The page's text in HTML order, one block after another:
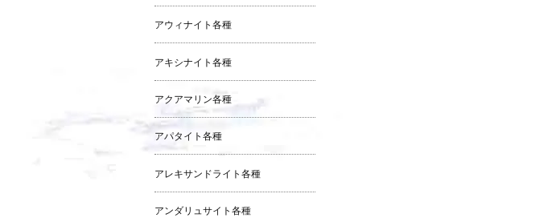
アウィナイト各種
アキシナイト各種
アクアマリン各種
アパタイト各種
アレキサンドライト各種
アンダリュサイト各種